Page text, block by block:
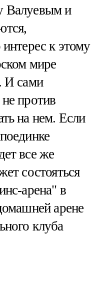
Валуевым и
к этому
мире
И сами
против
на нем. Если
все же
состояться
арена" в
арене
клуба